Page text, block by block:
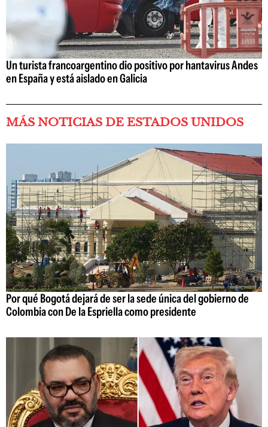
Un turista francoargentino dio positivo por hantavirus Andes
en España y está aislado en Galicia
MÁS NOTICIAS DE ESTADOS UNIDOS
Por qué Bogotá dejará de ser la sede única del gobierno de
Colombia con De la Espriella como presidente